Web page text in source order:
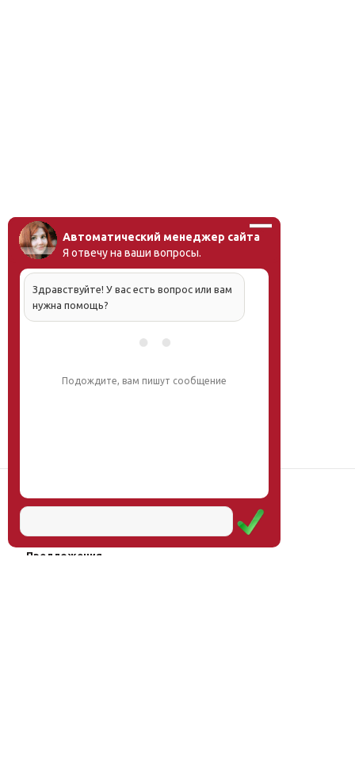
Научная школа
Услуги
Предложения
Автоматический менеджер сайта
Я отвечу на ваши вопросы.
Здравствуйте! У вас есть вопрос или вам
нужна помощь?
Подождите, вам пишут сообщение